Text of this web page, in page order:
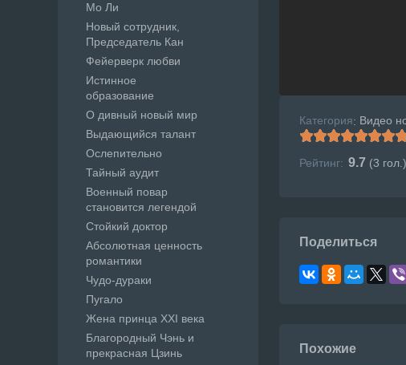
Категория: Видео
Рейтинг: 9.7 (3 гол.)
Поделиться
Похожие
Мо Ли
Новый сотрудник,
Председатель Кан
Фейерверк любви
Истинное
образование
О дивный новый мир
Выдающийся талант
Ослепительно
Тайный аудит
Военный повар
становится легендой
Стойкий доктор
Абсолютная ценность
романтики
Чудо-дураки
Пугало
Жена принца XXI века
Благородный Чэнь и
прекрасная Цзинь